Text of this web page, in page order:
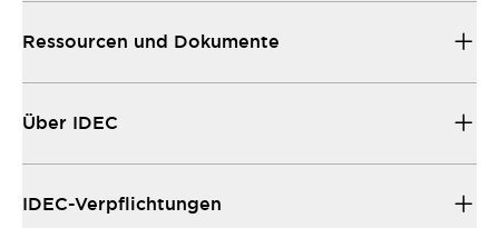
Ressourcen und Dokumente
Über IDEC
IDEC-Verpflichtungen